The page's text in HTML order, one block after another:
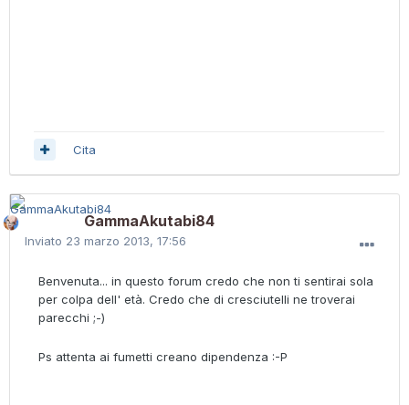
Cita
GammaAkutabi84
Inviato 23 marzo 2013, 17:56
Benvenuta... in questo forum credo che non ti sentirai sola
per colpa dell' età. Credo che di cresciutelli ne troverai
parecchi ;-)
Ps attenta ai fumetti creano dipendenza :-P